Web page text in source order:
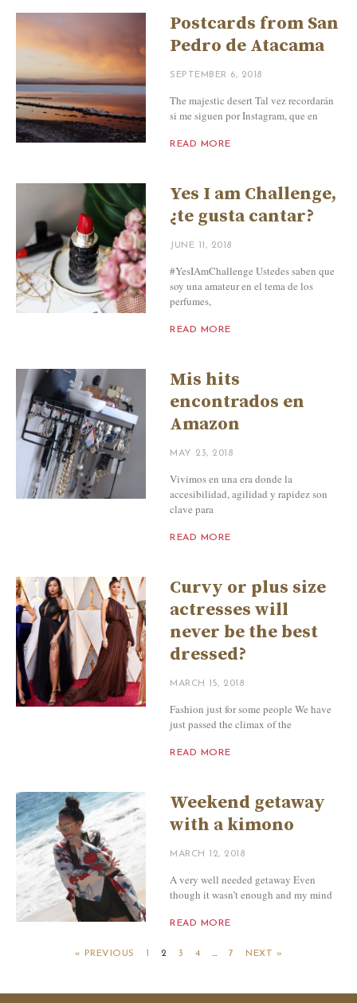
Postcards from San
Pedro de Atacama
SEPTEMBER 6, 2018
The majestic desert Tal vez recordarán
si me siguen por Instagram, que en
READ MORE
Yes I am Challenge,
¿te gusta cantar?
JUNE 11, 2018
#YesIAmChallenge Ustedes saben que
soy una amateur en el tema de los
perfumes,
READ MORE
Mis hits
encontrados en
Amazon
MAY 23, 2018
Vivimos en una era donde la
accesibilidad, agilidad y rapidez son
clave para
READ MORE
Curvy or plus size
actresses will
never be the best
dressed?
MARCH 15, 2018
Fashion just for some people We have
just passed the climax of the
READ MORE
Weekend getaway
with a kimono
MARCH 12, 2018
A very well needed getaway Even
though it wasn’t enough and my mind
READ MORE
« PREVIOUS 1 2 3 4 … 7 NEXT »